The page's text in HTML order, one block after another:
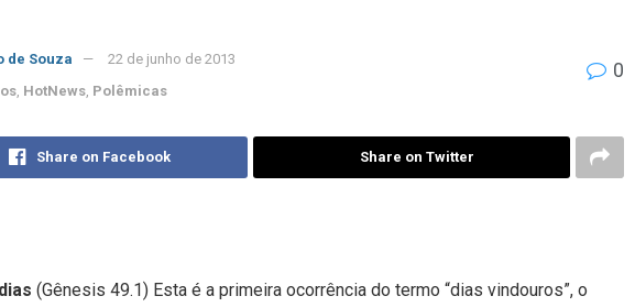
de Souza
22 de junho de 2013
HotNews Polêmicas
0
Share on Facebook Share on Twitter
(Gênesis 49.1) Esta é a primeira ocorrência do termo “dias vindouros”, o